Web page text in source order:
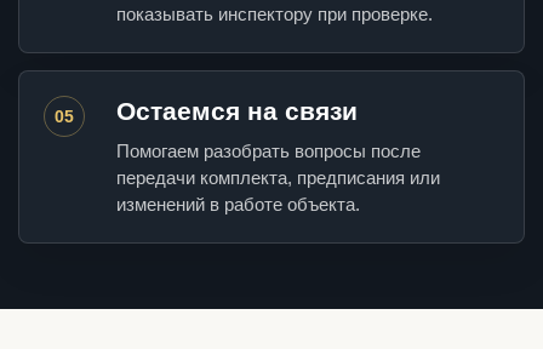
показывать инспектору при проверке.
05 Остаемся на связи
Помогаем разобрать вопросы после
передачи комплекта, предписания или
изменений в работе объекта.